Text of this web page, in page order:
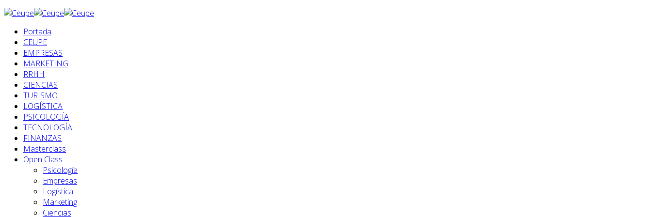
Portada
CEUPE
EMPRESAS
MARKETING
RRHH
CIENCIAS
TURISMO
LOGÍSTICA
PSICOLOGÍA
TECNOLOGÍA
FINANZAS
Masterclass
Open Class
Psicología
Empresas
Logística
Marketing
Ciencias